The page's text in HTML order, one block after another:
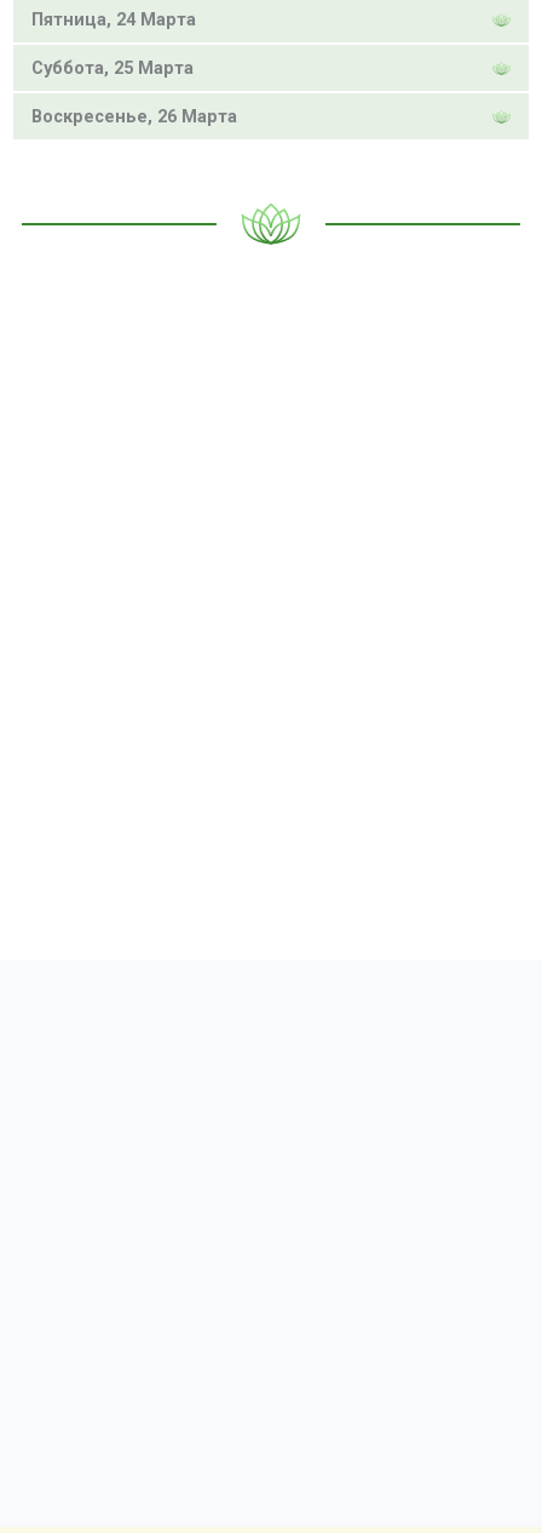
Пятница, 24 Марта
Суббота, 25 Марта
Воскресенье, 26 Марта